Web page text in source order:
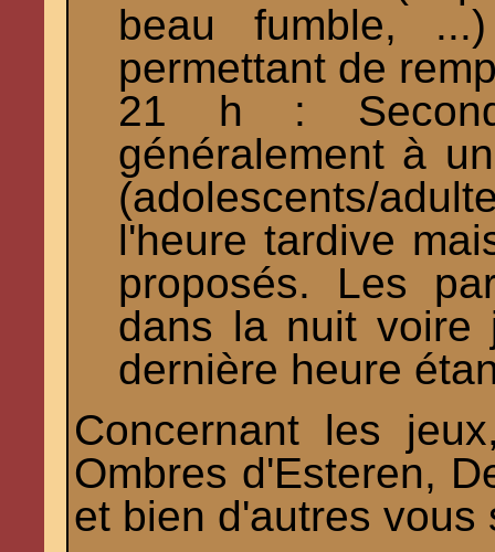
beau fumble,
permettant de
21 h :
généralement à
(adolescents/
l'heure tardive
proposés. Les
dans la nuit voire
dernière heure
Concernant les
Ombres d'Esteren,
et bien d'autres vous